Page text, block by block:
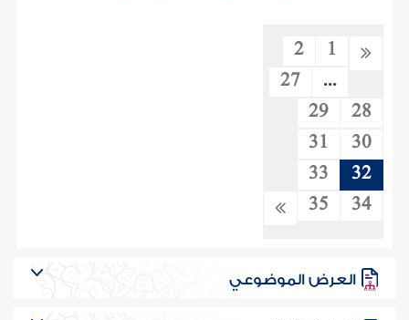
1
2
...
27
28
29
30
31
32
33
34
35
العرض الموضوعي